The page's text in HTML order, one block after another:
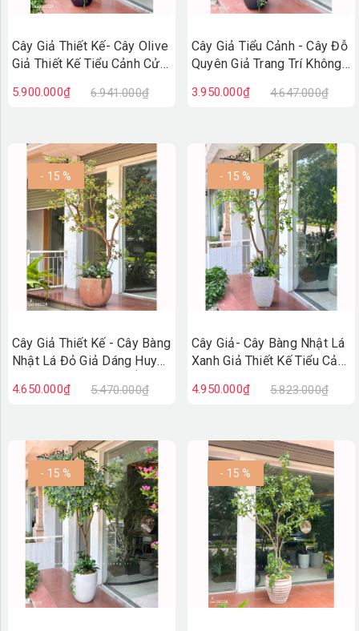
Cây Giả Thiết Kế- Cây Olive
Giả Thiết Kế Tiểu Cảnh Cửa
5.900.000₫ 6.941.000₫
Cây Giả Tiểu Cảnh - Cây Đỗ
Quyên Giả Trang Trí Không
3.950.000₫ 4.647.000₫
- 15 %
Cây Giả Thiết Kế - Cây Bàng
Nhật Lá Đỏ Giả Dáng Huyền
Tượng (220cm)- CC1384
4.650.000₫ 5.470.000₫
- 15 %
Cây Giả- Cây Bàng Nhật Lá
Xanh Giả Thiết Kế Tiểu Cảnh
Gian Mới Lạ (230cm)-
4.950.000₫ 5.823.000₫
- 15 % - 15 %